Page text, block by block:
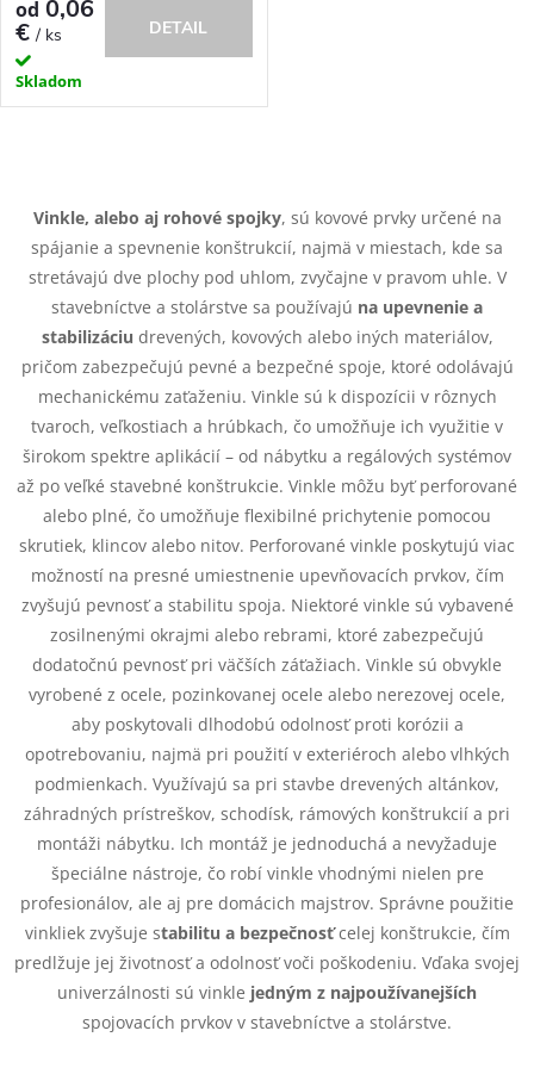
od 0,06
€/ ks
Skladom
DETAIL
d
a
c
e
p
v
k
y
ý
p
i
Vinkle, alebo aj rohové spojky, sú kovové prvky určené na
spájanie a spevnenie konštrukcií, najmä v miestach, kde sa
stretávajú dve plochy pod uhlom, zvyčajne v pravom uhle. V
stavebníctve a stolárstve sa používajú na upevnenie a
stabilizáciu drevených, kovových alebo iných materiálov,
pričom zabezpečujú pevné a bezpečné spoje, ktoré odolávajú
mechanickému zaťaženiu. Vinkle sú k dispozícii v rôznych
tvaroch, veľkostiach a hrúbkach, čo umožňuje ich využitie v
širokom spektre aplikácií – od nábytku a regálových systémov
až po veľké stavebné konštrukcie. Vinkle môžu byť perforované
alebo plné, čo umožňuje flexibilné prichytenie pomocou
skrutiek, klincov alebo nitov. Perforované vinkle poskytujú viac
možností na presné umiestnenie upevňovacích prvkov, čím
zvyšujú pevnosť a stabilitu spoja. Niektoré vinkle sú vybavené
zosilnenými okrajmi alebo rebrami, ktoré zabezpečujú
dodatočnú pevnosť pri väčších záťažiach. Vinkle sú obvykle
vyrobené z ocele, pozinkovanej ocele alebo nerezovej ocele,
aby poskytovali dlhodobú odolnosť proti korózii a
opotrebovaniu, najmä pri použití v exteriéroch alebo vlhkých
podmienkach. Využívajú sa pri stavbe drevených altánkov,
záhradných prístreškov, schodísk, rámových konštrukcií a pri
montáži nábytku. Ich montáž je jednoduchá a nevyžaduje
špeciálne nástroje, čo robí vinkle vhodnými nielen pre
profesionálov, ale aj pre domácich majstrov. Správne použitie
vinkliek zvyšuje stabilitu a bezpečnosťcelej konštrukcie, čím
predlžuje jej životnosť a odolnosť voči poškodeniu. Vďaka svojej
univerzálnosti sú vinkle jedným z najpoužívanejších
spojovacích prvkov v stavebníctve a stolárstve.